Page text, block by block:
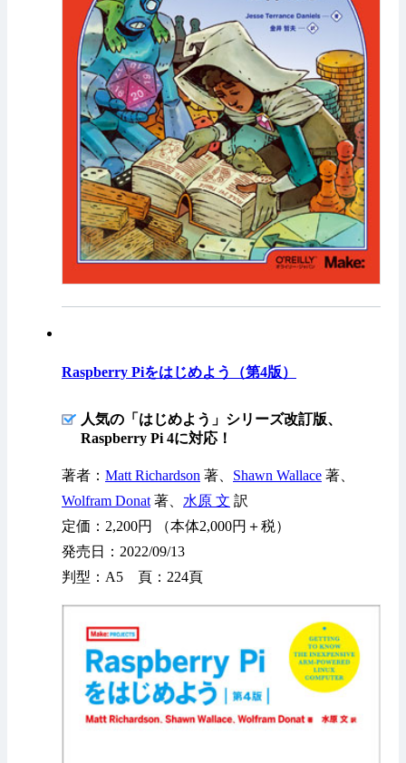
Raspberry Piをはじめよう（第4版）
人気の「はじめよう」シリーズ改訂版、
Raspberry Pi 4に対応！
著者： Matt Richardson 著、 Shawn Wallace 著、
Wolfram Donat 著、 水原 文 訳
定価：2,200円 （本体2,000円＋税）
発売日：2022/09/13
判型：A5 頁：224頁